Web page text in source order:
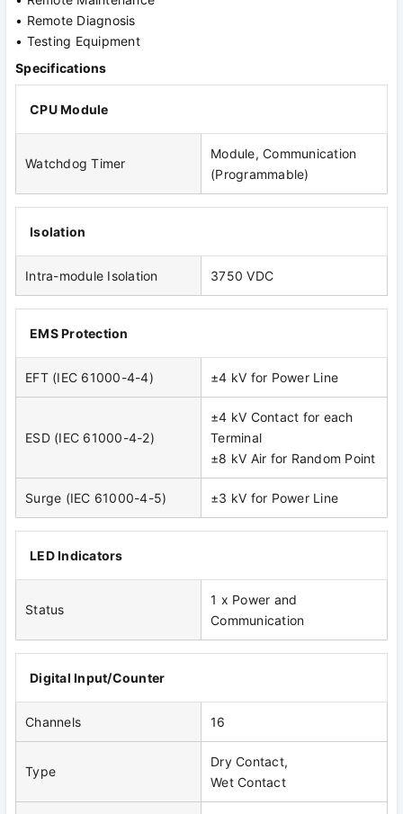
• Remote Diagnosis
• Testing Equipment
Specifications
CPU Module
Watchdog Timer
Module, Communication
(Programmable)
Isolation
Intra-module Isolation 3750 VDC
EMS Protection
EFT (IEC 61000-4-4) ±4 kV for Power Line
ESD (IEC 61000-4-2)
±4 kV Contact for each
Terminal
±8 kV Air for Random Point
Surge (IEC 61000-4-5) ±3 kV for Power Line
LED Indicators
Status
1 x Power and
Communication
Digital Input/Counter
Channels 16
Type
Dry Contact,
Wet Contact